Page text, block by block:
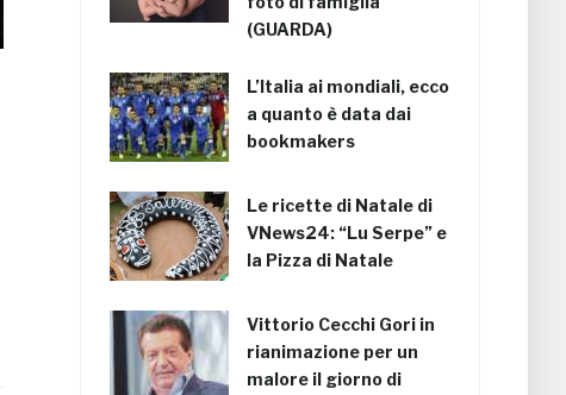
(GUARDA)
L’Italia ai mondiali, ecco
a quanto è data dai
bookmakers
Le ricette di Natale di
VNews24: “Lu Serpe” e
la Pizza di Natale
Vittorio Cecchi Gori in
rianimazione per un
malore il giorno di